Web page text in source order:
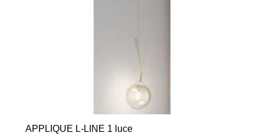
APPLIQUE L-LINE 1 luce